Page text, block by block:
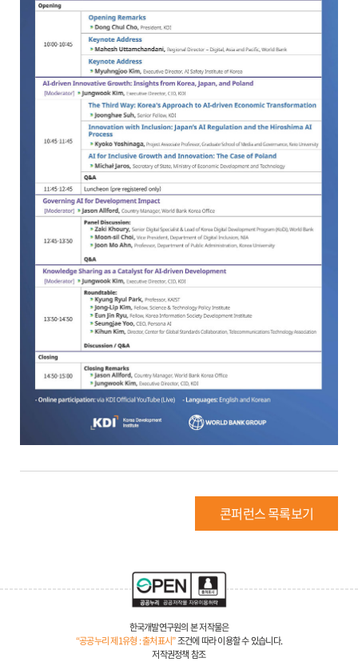
콘퍼런스 목록보기
한국개발연구원의 본 저작물은
“공공누리 제1유형 : 출처표시”조건에 따라 이용할 수 있습니다.
저작권정책 참조